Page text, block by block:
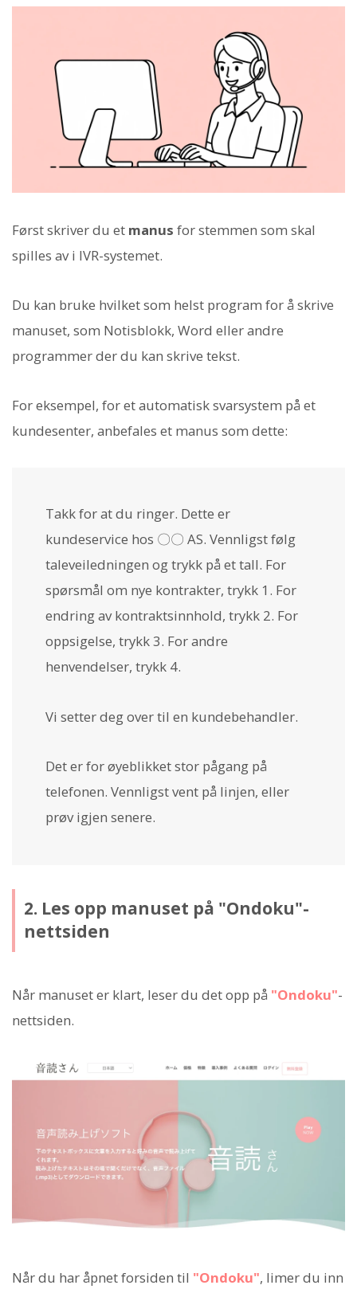
Først skriver du et manus for stemmen som skal
spilles av i IVR-systemet.
Du kan bruke hvilket som helst program for å skrive
manuset, som Notisblokk, Word eller andre
programmer der du kan skrive tekst.
For eksempel, for et automatisk svarsystem på et
kundesenter, anbefales et manus som dette:
Takk for at du ringer. Dette er
kundeservice hos 〇〇 AS. Vennligst følg
taleveiledningen og trykk på et tall. For
spørsmål om nye kontrakter, trykk 1. For
endring av kontraktsinnhold, trykk 2. For
oppsigelse, trykk 3. For andre
henvendelser, trykk 4.
Vi setter deg over til en kundebehandler.
Det er for øyeblikket stor pågang på
telefonen. Vennligst vent på linjen, eller
prøv igjen senere.
2. Les opp manuset på "Ondoku"-
nettsiden
Når manuset er klart, leser du det opp på "Ondoku"-
nettsiden.
Når du har åpnet forsiden til "Ondoku", limer du inn